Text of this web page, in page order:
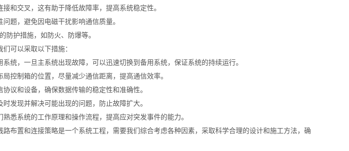
和交叉，这有助于降低故障率，提高系统稳定性。
题，避免因电磁干扰影响通信质量。
防护措施，如防火、防爆等。
可以采取以下措施：
统，一旦主系统出现故障，可以迅速切换到备用系统，保证系统的持续运行。
控制箱的位置，尽量减少通信距离，提高通信效率。
议和设备，确保数据传输的稳定性和准确性。
发现并解决可能出现的问题，防止故障扩大。
悉系统的工作原理和操作流程，提高应对突发事件的能力。
路布置和连接策略是一个系统工程，需要我们综合考虑各种因素，采取科学合理的设计和施工方法，确